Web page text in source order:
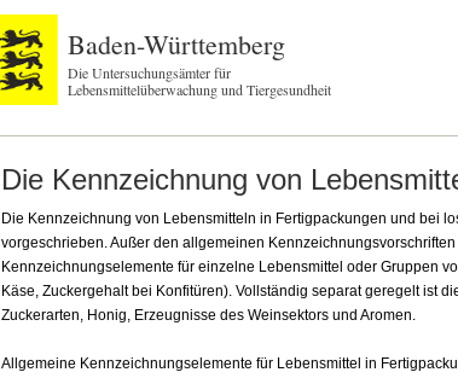
Baden-Württemberg
Die Untersuchungsämter für
Lebensmittelüberwachung und Tiergesundheit
Die Kennzeichnung von
Die Kennzeichnung von Lebensmitteln in Fertigpackungen und bei
vorgeschrieben. Außer den allgemeinen
Kennzeichnungselemente für einzelne Lebensmittel oder Gruppen
Käse, Zuckergehalt bei Konfitüren). Vollständig separat geregelt ist
Zuckerarten, Honig, Erzeugnisse des Weinsektors und Aromen.
Allgemeine Kennzeichnungselemente für Lebensmittel in